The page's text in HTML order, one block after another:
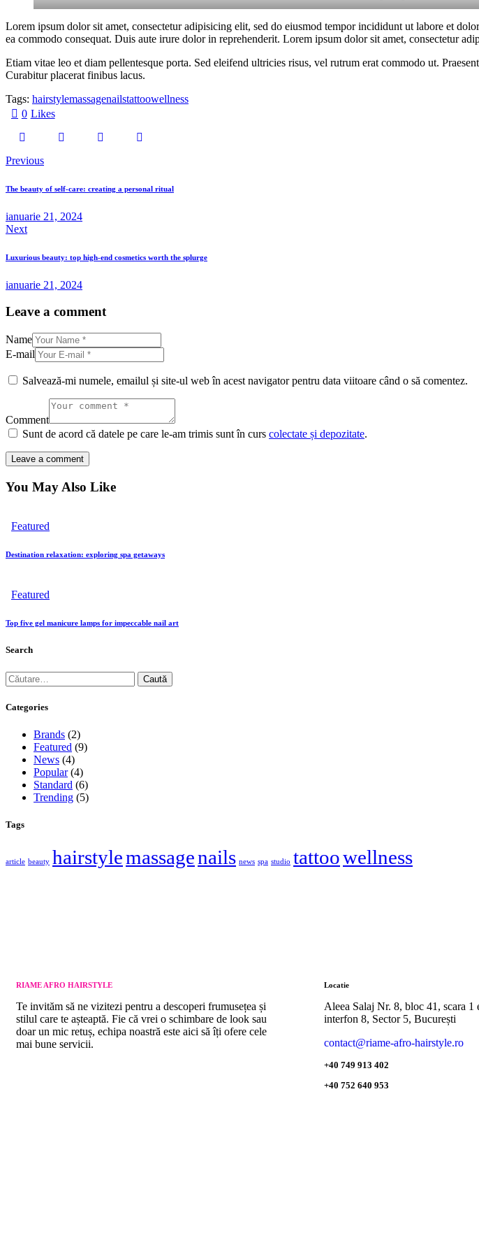
Lorem ipsum dolor sit amet, consectetur adipisicing elit, sed do eiusmod tempor incididunt ut labore et
ea commodo consequat. Duis aute irure dolor in reprehenderit. Lorem ipsum dolor sit amet, consectetur
Etiam vitae leo et diam pellentesque porta. Sed eleifend ultricies risus, vel rutrum erat commodo ut.
Curabitur placerat finibus lacus.
Tags: hairstylemassagenailstattoowellness
0 Likes
Previous
The beauty of self-care: creating a personal ritual
ianuarie 21, 2024
Next
Luxurious beauty: top high-end cosmetics worth the splurge
ianuarie 21, 2024
Leave a comment
Name
E-mail
Salvează-mi numele, emailul și site-ul web în acest navigator pentru data viitoare când o să comentez.
Comment
Sunt de acord că datele pe care le-am trimis sunt în curs colectate și depozitate.
You May Also Like
Featured
Destination relaxation: exploring spa getaways
Featured
Top five gel manicure lamps for impeccable nail art
Search
Categories
Brands (2)
Featured (9)
News (4)
Popular(4)
Standard (6)
Trending (5)
Tags
article beauty hairstylemassagenails news spa studio tattoowellness
RIAME AFRO HAIRSTYLE
Te invităm să ne vizitezi pentru a descoperi frumusețea și
stilul care te așteaptă. Fie că vrei o schimbare de look sau
doar un mic retuș, echipa noastră este aici să îți ofere cele
mai bune servicii.
Locatie
Aleea Salaj Nr. 8, bloc 41, scara 1
interfon 8, Sector 5, București
contact@riame-afro-hairstyle.ro
+40 749 913 402
+40 752 640 953